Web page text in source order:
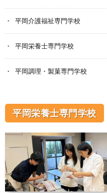
平岡介護福祉専門学校
平岡栄養士専門学校
平岡調理・製菓専門学校
平岡栄養士専門学校